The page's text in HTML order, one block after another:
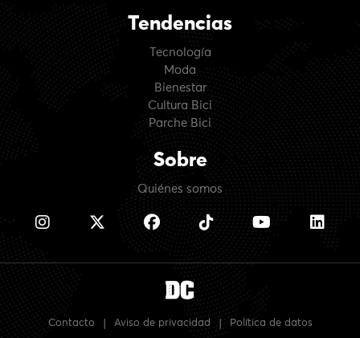
Tendencias
Tecnología
Moda
Bienestar
Cultura Bici
Parche Bici
Sobre
Quiénes somos
Contacto Aviso de privacidad Política de datos